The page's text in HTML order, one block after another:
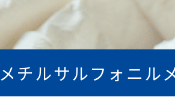
メチルサルフォニルメ